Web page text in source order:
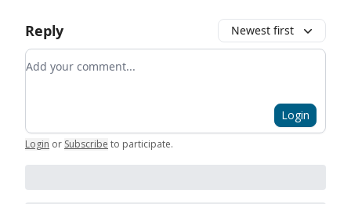
Reply Newest first
Add your comment
Login
Login or Subscribe to participate.